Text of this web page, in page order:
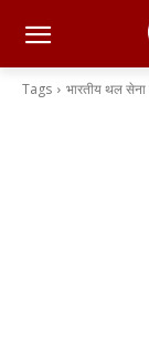
Tags भारतीय थल सेना